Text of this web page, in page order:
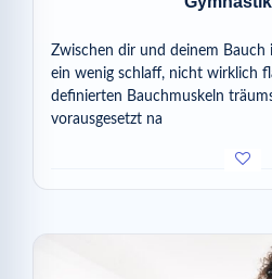
Zwischen dir und deinem
ein wenig schlaff, nicht wirklich
definierten Bauchmuskeln
vorausgesetzt na